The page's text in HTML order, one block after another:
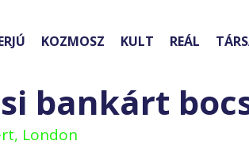
KOZMOSZ KULT REÁL
bankárt
London